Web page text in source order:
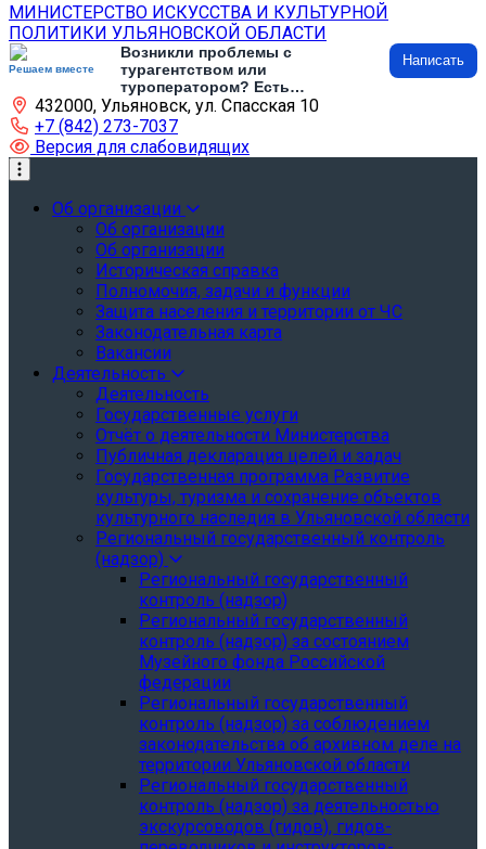
МИНИСТЕРСТВО ИСКУССТВА И КУЛЬТУРНОЙ
ПОЛИТИКИ УЛЬЯНОВСКОЙ ОБЛАСТИ
Решаем вместе
Возникли проблемы с
турагентством или
туроператором? Есть
предложения по развитию
туризма и туристической
инфраструктуры? Напишите об
этом
Написать
432000, Ульяновск, ул. Спасская 10
+7 (842) 273-7037
Версия для слабовидящих
Об организации
Об организации
Об организации
Историческая справка
Полномочия, задачи и функции
Защита населения и территории от ЧС
Законодательная карта
Вакансии
Деятельность
Деятельность
Государственные услуги
Отчёт о деятельности Министерства
Публичная декларация целей и задач
Государственная программа Развитие
культуры, туризма и сохранение объектов
культурного наследия в Ульяновской области
Региональный государственный контроль
(надзор)
Региональный государственный
контроль (надзор)
Региональный государственный
контроль (надзор) за состоянием
Музейного фонда Российской
федерации
Региональный государственный
контроль (надзор) за соблюдением
законодательства об архивном деле на
территории Ульяновской области
Региональный государственный
контроль (надзор) за деятельностью
экскурсоводов (гидов), гидов-